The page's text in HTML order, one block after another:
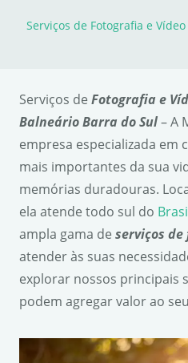
Serviços de Fotografia e
Serviços de Fotografia e
Balneário Barra do Sul– A
empresa especializada em
mais importantes da sua
memórias duradouras.
ela atende todo sul do
ampla gama de serviços
atender às suas
explorar nossos principais
podem agregar valor ao